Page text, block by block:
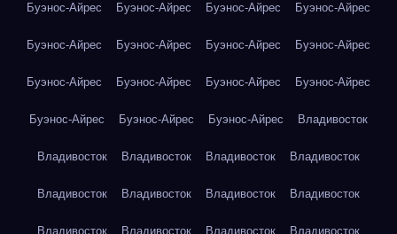
Буэнос-Айрес Буэнос-Айрес Буэнос-Айрес Буэнос-Айрес
Буэнос-Айрес Буэнос-Айрес Буэнос-Айрес Буэнос-Айрес
Буэнос-Айрес Буэнос-Айрес Буэнос-Айрес Буэнос-Айрес
Буэнос-Айрес Буэнос-Айрес Буэнос-Айрес Владивосток
Владивосток Владивосток Владивосток Владивосток
Владивосток Владивосток Владивосток Владивосток
Владивосток Владивосток Владивосток Владивосток